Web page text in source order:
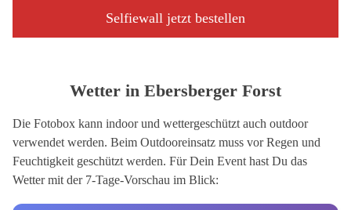
Selfiewall jetzt bestellen
Wetter in Ebersberger Forst
Die Fotobox kann indoor und wettergeschützt auch outdoor
verwendet werden. Beim Outdooreinsatz muss vor Regen und
Feuchtigkeit geschützt werden. Für Dein Event hast Du das
Wetter mit der 7-Tage-Vorschau im Blick: